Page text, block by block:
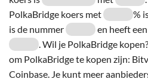
PolkaBridge koers met
%
is de nummer
en heeft
. Wil je PolkaBridge
om PolkaBridge te kopen zijn:
Coinbase. Je kunt meer